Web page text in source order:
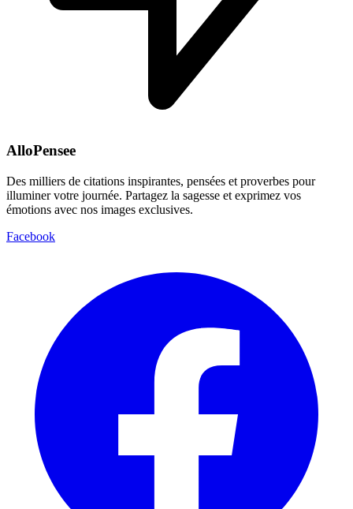
AlloPensee
Des milliers de citations inspirantes, pensées et proverbes pour
illuminer votre journée. Partagez la sagesse et exprimez vos
émotions avec nos images exclusives.
Facebook